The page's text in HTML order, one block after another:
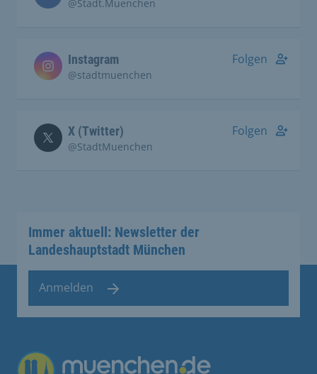
@Stadt.Muenchen
Instagram
@stadtmuenchen
Folgen
X (Twitter)
@StadtMuenchen
Folgen
Immer aktuell: Newsletter der
Landeshauptstadt München
Anmelden
Übergreifende Links